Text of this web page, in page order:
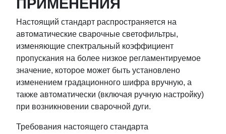
ПРИМЕНЕНИЯ
Настоящий стандарт распространяется на
автоматические сварочные светофильтры,
изменяющие спектральный коэффициент
пропускания на более низкое регламентируемое
значение, которое может быть установлено
изменением градационного шифра вручную, а
также автоматически (включая ручную настройку)
при возникновении сварочной дуги.
Требования настоящего стандарта